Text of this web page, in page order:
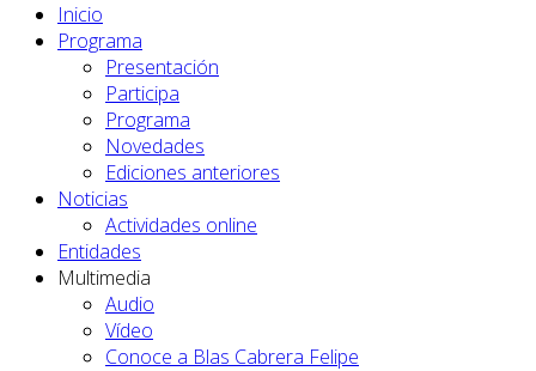
Inicio
Programa
Presentación
Participa
Programa
Novedades
Ediciones anteriores
Noticias
Actividades online
Entidades
Multimedia
Audio
Vídeo
Conoce a Blas Cabrera Felipe